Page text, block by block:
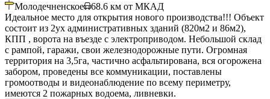
Молодечненское 68.6 км от МКАД
Идеальное место для открытия нового производства!!! Объект
состоит из 2ух административных зданий (820м2 и 86м2),
КПП , ворота на въезде с электроприводом. Небольшой склад
с рампой, гаражи, свои железнодорожные пути. Огромная
территория на 3,5га, частично асфальтирована, вся огорожена
забором, проведены все коммуникации, поставлены
громоотводы и видеонаблюдение по всему периметру,
имеются 2 пожарных водоема, ливневки.